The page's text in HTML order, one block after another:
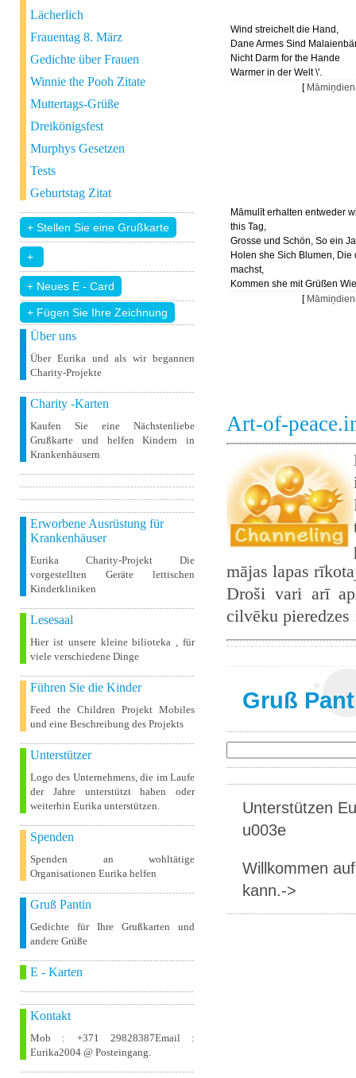
Lächerlich
Frauentag 8. März
Gedichte über Frauen
Winnie the Pooh Zitate
Muttertags-Grüße
Dreikönigsfest
Murphys Gesetzen
Tests
Geburtstag Zitat
+ Fügen Sie Ihre Zeichnung
Über uns
Über Eurika und als wir begannen
Charity-Projekte
Charity -Karten
Kaufen Sie eine Nächstenliebe
Grußkarte und helfen Kindern in
Krankenhäusern
Erworbene Ausrüstung für
Krankenhäuser
Eurika Charity-Projekt Die
vorgestellten Geräte lettischen
Kinderkliniken
Lesesaal
Hier ist unsere kleine bilioteka , für
viele verschiedene Dinge
Führen Sie die Kinder
Feed the Children Projekt Mobiles
und eine Beschreibung des Projekts
Unterstützer
Logo des Unternehmens, die im Laufe
der Jahre unterstützt haben oder
weiterhin Eurika unterstützen.
Spenden
Spenden an wohltätige
Organisationen Eurika helfen
Gruß Pantin
Gedichte für Ihre Grußkarten und
andere Grüße
E - Karten
Kontakt
Mob : +371 29828387Email :
Eurika2004 @ Posteingang.
Wind streichelt die Hand,
Dane Armes Sind
Nicht Darm for the Hande
Warmer in der Welt \'.
[
Māmulīt erhalten entweder
this Tag,
Grosse und Schön, So ein
Holen she Sich Blumen, Die
machst,
Kommen she mit Grüßen
[
Art-of-
mājas lapas
Droši vari arī
cilvēku
Gruß
Unterstützen
u003e
Willkommen
kann.->